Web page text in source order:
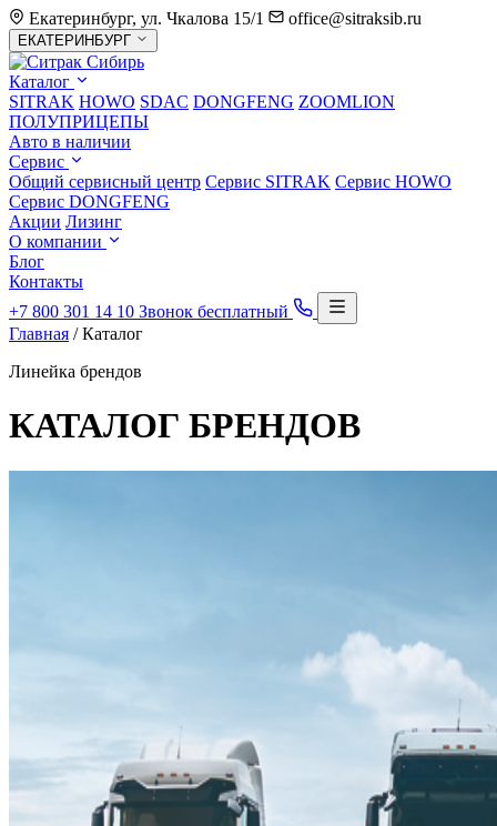
Екатеринбург, ул. Чкалова 15/1
office@sitraksib.ru
Выбор
города
ЕКАТЕРИНБУРГ
Каталог
SITRAK HOWO SDAC DONGFENG ZOOMLION
ПОЛУПРИЦЕПЫ
Авто в наличии
Сервис
Общий сервисный центр Сервис SITRAK Сервис HOWO
Сервис DONGFENG
Акции Лизинг
О компании
Блог
Контакты
+7 800 301 14 10 Звонок бесплатный
Главная / Каталог
Линейка брендов
КАТАЛОГ БРЕНДОВ